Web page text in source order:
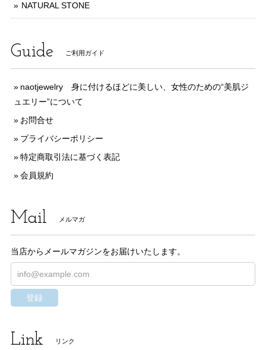
NATURAL STONE
Guide ご利用ガイド
naotjewelry 身に付けるほどに美しい、女性のための“美肌ジ
ュエリー”について
お問合せ
プライバシーポリシー
特定商取引法に基づく表記
会員規約
Mail メルマガ
当店からメールマガジンをお届けいたします。
登録
Link リンク